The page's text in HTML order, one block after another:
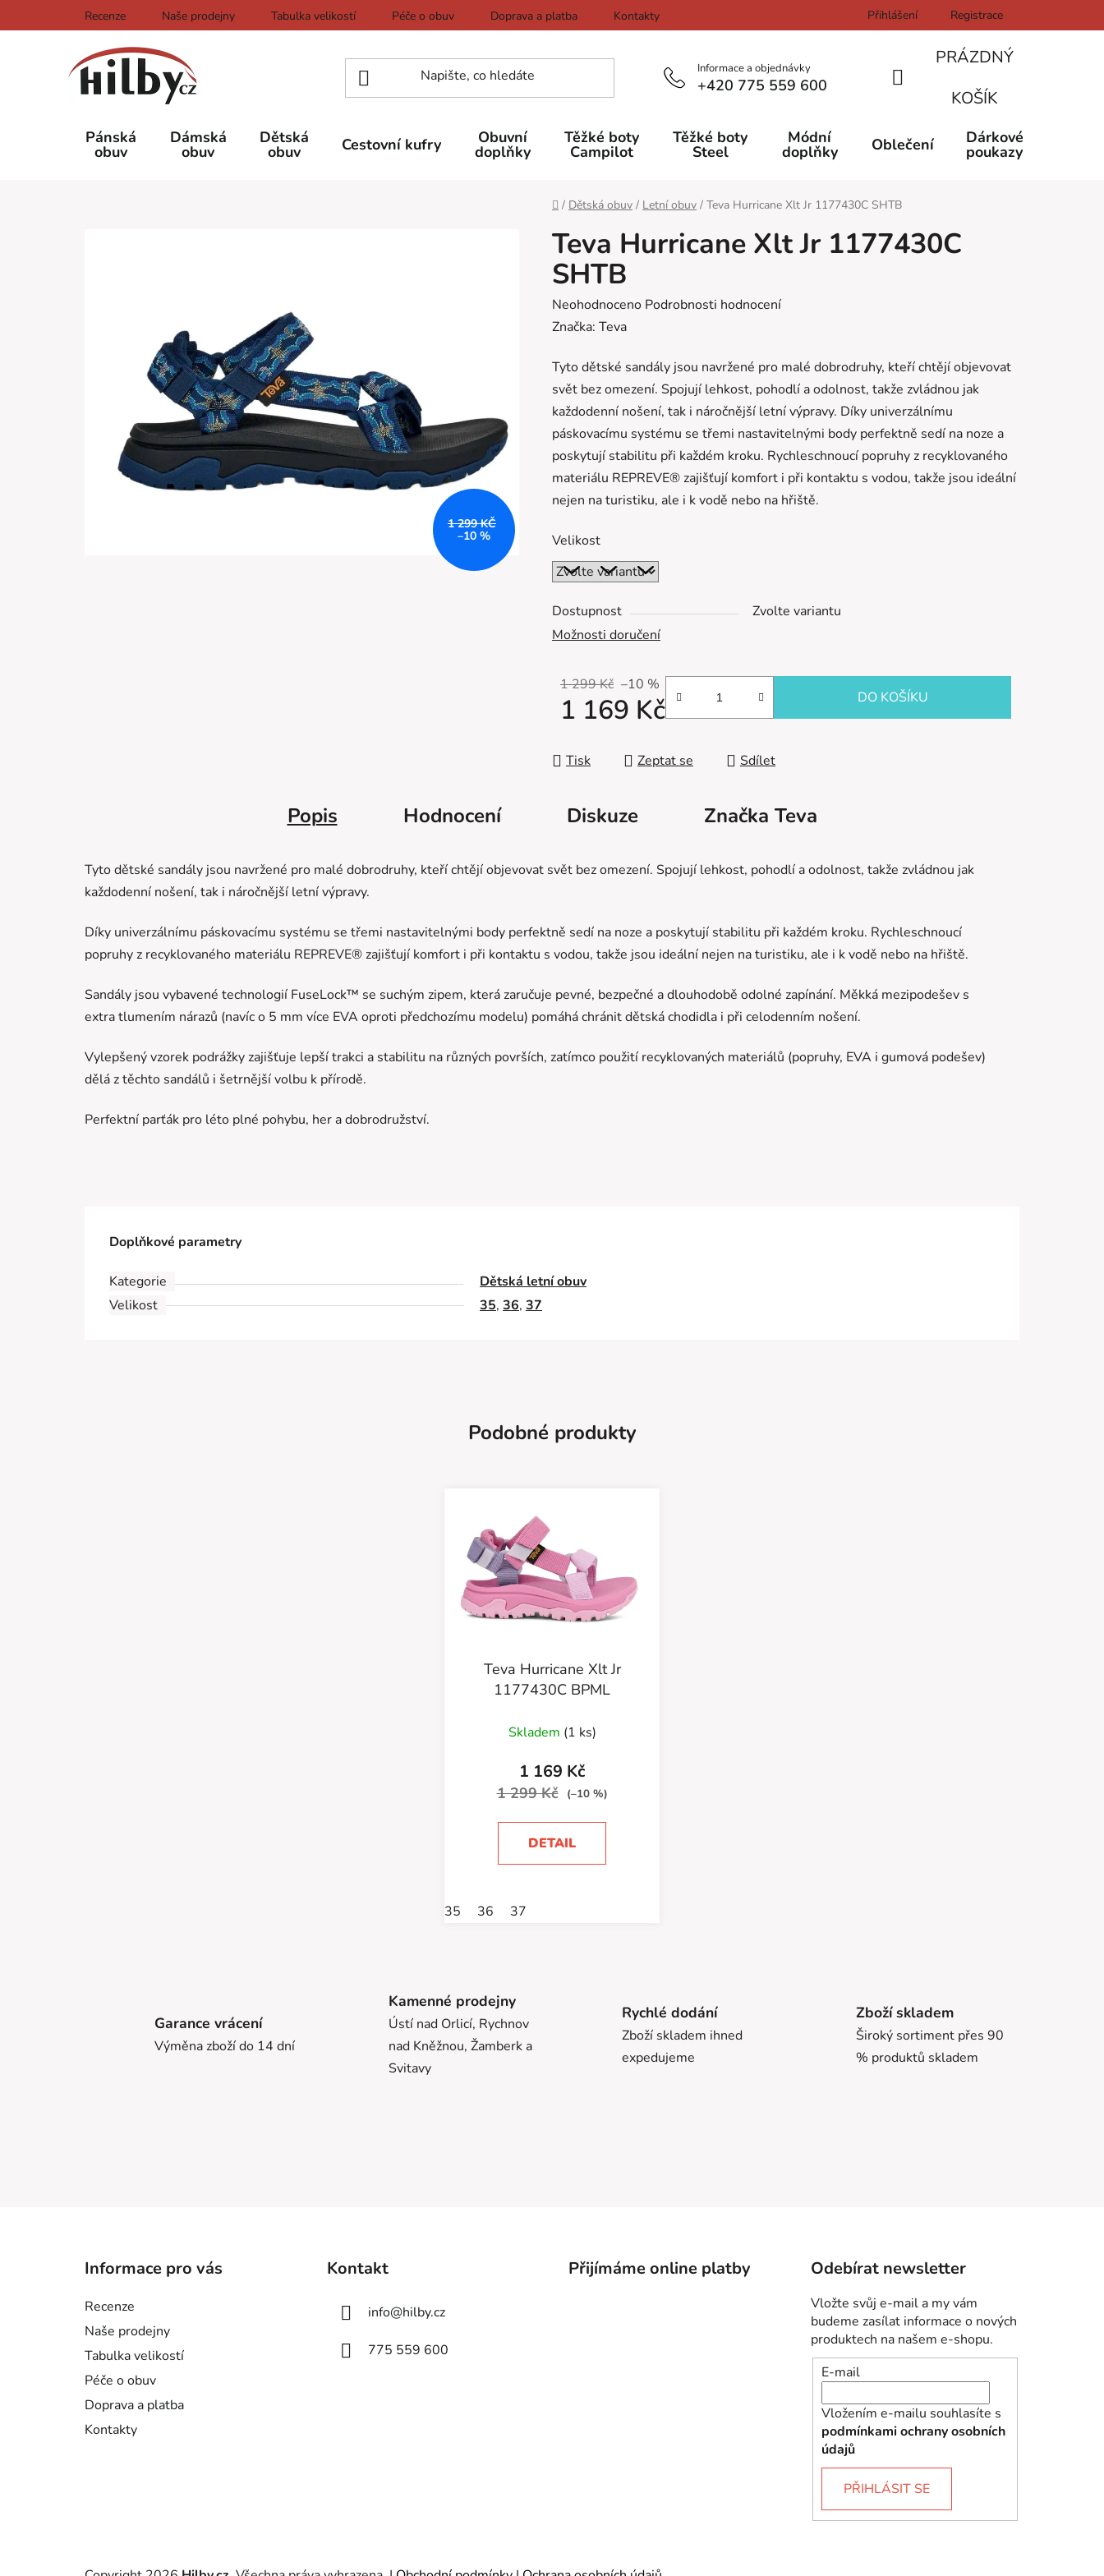
na
Recenze Naše prodejny Tabulka velikostí Péče o obuv Doprava a platba Kontakty Přihlášení Registrace
Informace a objednávky
+420 775 559 600
NÁKUPNÍ
KOŠÍK
PRÁZDNÝ
KOŠÍK
Pánská
obuv
Dámská
obuv
Dětská
obuv Cestovní kufry Obuvní
doplňky
Těžké boty
Campilot
Těžké boty
Steel
Módní
doplňky Oblečení Dárkové
poukazy
Domů
/ Dětská obuv / Letní obuv / Teva Hurricane Xlt Jr 1177430C SHTB
Teva Hurricane Xlt Jr 1177430C
SHTB
Průměrné
hodnocení
je
0,0
z
5
hvězdiček.
Neohodnoceno Podrobnosti hodnocení
Značka: Teva
Tyto dětské sandály jsou navržené pro malé dobrodruhy, kteří chtějí objevovat
svět bez omezení. Spojují lehkost, pohodlí a odolnost, takže zvládnou jak
každodenní nošení, tak i náročnější letní výpravy. Díky univerzálnímu
páskovacímu systému se třemi nastavitelnými body perfektně sedí na noze a
poskytují stabilitu při každém kroku. Rychleschnoucí popruhy z recyklovaného
materiálu REPREVE® zajišťují komfort i při kontaktu s vodou, takže jsou ideální
nejen na turistiku, ale i k vodě nebo na hřiště.
Velikost
Dostupnost
Zvolte variantu
Možnosti doručení
1 299 Kč –10 %
1 169 Kč DO KOŠÍKU
Tisk Zeptat se Sdílet
1 299 KČ
–10 %
Popis Hodnocení Diskuze Značka Teva
Tyto dětské sandály jsou navržené pro malé dobrodruhy, kteří chtějí objevovat svět bez omezení. Spojují lehkost, pohodlí a odolnost, takže zvládnou jak
každodenní nošení, tak i náročnější letní výpravy.
Díky univerzálnímu páskovacímu systému se třemi nastavitelnými body perfektně sedí na noze a poskytují stabilitu při každém kroku. Rychleschnoucí
popruhy z recyklovaného materiálu REPREVE® zajišťují komfort i při kontaktu s vodou, takže jsou ideální nejen na turistiku, ale i k vodě nebo na hřiště.
Sandály jsou vybavené technologií FuseLock™ se suchým zipem, která zaručuje pevné, bezpečné a dlouhodobě odolné zapínání. Měkká mezipodešev s
extra tlumením nárazů (navíc o 5 mm více EVA oproti předchozímu modelu) pomáhá chránit dětská chodidla i při celodenním nošení.
Vylepšený vzorek podrážky zajišťuje lepší trakci a stabilitu na různých površích, zatímco použití recyklovaných materiálů (popruhy, EVA i gumová podešev)
dělá z těchto sandálů i šetrnější volbu k přírodě.
Perfektní parťák pro léto plné pohybu, her a dobrodružství.
Doplňkové parametry
Kategorie
Dětská letní obuv
Velikost
35, 36, 37
Podobné produkty
Teva Hurricane Xlt Jr
1177430C BPML
Skladem (1 ks)
1 169 Kč
1 299 Kč (–10 %)
DETAIL
35 36 37
Garance vrácení
Výměna zboží do 14 dní
Kamenné prodejny
Ústí nad Orlicí, Rychnov
nad Kněžnou, Žamberk a
Svitavy
Rychlé dodání
Zboží skladem ihned
expedujeme
Zboží skladem
Široký sortiment přes 90
% produktů skladem
Informace pro vás
Recenze
Naše prodejny
Tabulka velikostí
Péče o obuv
Doprava a platba
Kontakty
Kontakt
info@hilby.cz
775 559 600
Přijímáme online platby Odebírat newsletter
Vložte svůj e-mail a my vám
budeme zasílat informace o nových
produktech na našem e-shopu.
E-mail
Vložením e-mailu souhlasíte s
podmínkami ochrany osobních
údajů
PŘIHLÁSIT SE